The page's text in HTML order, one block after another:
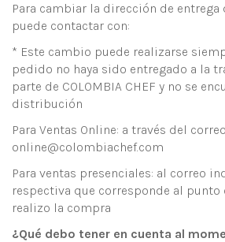
Para cambiar la dirección de entrega
puede contactar con:
* Este cambio puede realizarse
pedido no haya sido entregado a la
parte de COLOMBIA CHEF y no se
distribución
Para Ventas Online: a través del correo
online@colombiachef.com
Para ventas presenciales: al correo
respectiva que corresponde al punto
realizo la compra
¿Qué debo tener en cuenta al